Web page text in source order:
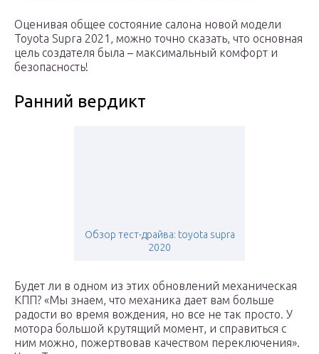
Оценивая общее состояние салона новой модели
Toyota Supra 2021, можно точно сказать, что основная
цель создателя была – максимальный комфорт и
безопасность!
Ранний вердикт
Обзор тест-драйва: toyota supra
2020
Будет ли в одном из этих обновлений механическая
КПП? «Мы знаем, что механика дает вам больше
радости во время вождения, но все не так просто. У
мотора большой крутящий момент, и справиться с
ним можно, пожертвовав качеством переключения».